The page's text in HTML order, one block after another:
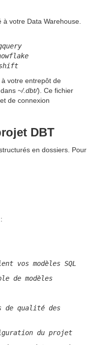
votre Data Warehouse.
à votre entrepôt de
~/.dbt/). Ce fichier
de connexion
DBT
en dossiers. Pour
modèles SQL
modèles
des
du projet